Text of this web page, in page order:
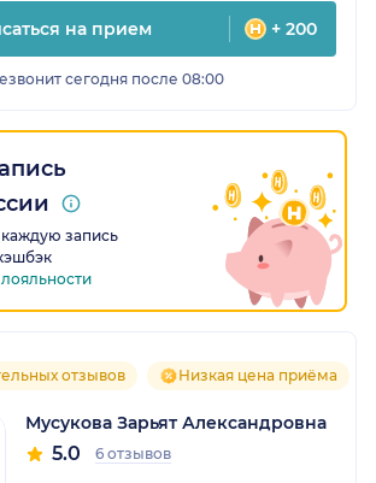
на прием + 200
сегодня после 08:00
каждую запись
отзывов Низкая цена приёма
Мусукова Зарьят Александровна
5.0 6 отзывов